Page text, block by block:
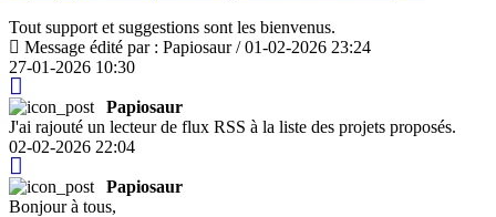
Tout support et suggestions sont les bienvenus.
Message édité par : Papiosaur / 01-02-2026 23:24
27-01-2026 10:30
Papiosaur
J'ai rajouté un lecteur de flux RSS à la liste des projets proposés.
02-02-2026 22:04
Papiosaur
Bonjour à tous,